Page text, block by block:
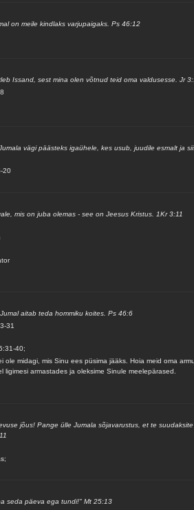
on meile kindlaks varjupaigaks. Ps 46:12
Issand, sest mina olen võtnud teid oma valdusesse. Jr
vägi päästeks igaühele, kes usub, juudile esmalt ja
20
mis on juba olemas - see on Jeesus Kristus. 1Kr 3:11
aitab teda hommiku koites. Ps 46:6
31
40;
ole midagi, mis Sinu ees püsima jääks. Hoia meid oma
ligimesi armastades ja oleksime Sinule meelepärased.
jõus! Pange ülle Jumala sõjavarustus, et te suudaksite
seda päeva ega tundi!" Mt 25:13